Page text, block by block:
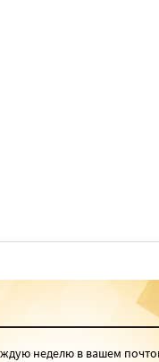
неделю в вашем